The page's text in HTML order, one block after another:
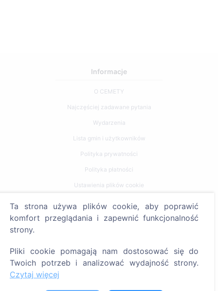
Informacje
O CEMETY
Najczęściej zadawane pytania
Wydarzenia
Lista gmin i użytkowników
Polityka prywatności
Polityka płatności
Ustawienia plików cookie
Szukaj
Usługi
Ta strona używa plików cookie, aby poprawić
komfort przeglądania i zapewnić funkcjonalność
strony.
Pliki cookie pomagają nam dostosować się do
Twoich potrzeb i analizować wydajność strony.
Czytaj więcej